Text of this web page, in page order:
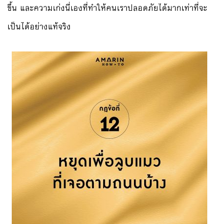
ขึ้น และความเก่งนี่เองที่ทำให้คนเราปลอดภัยได้มากเท่าที่จะ
เป็นได้อย่างแท้จริง